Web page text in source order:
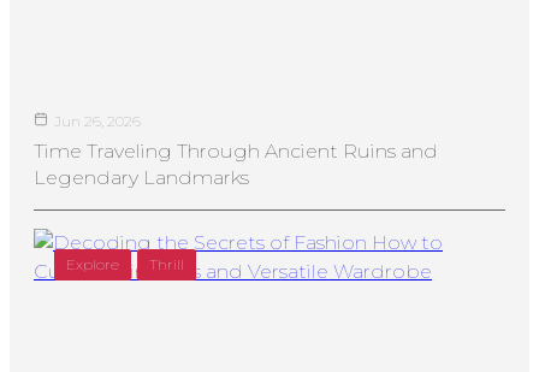
Jun 26, 2026
Time Traveling Through Ancient Ruins and
Legendary Landmarks
Explore Thrill